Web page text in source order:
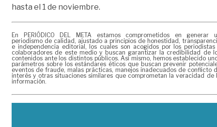
hasta el 1 de noviembre.
En PERIÓDICO DEL META estamos comprometidos en generar
periodismo de calidad, ajustado a principios de honestidad,
e independencia editorial, los cuales son acogidos por los periodistas
colaboradores de este medio y buscan garantizar la credibilidad de
contenidos ante los distintos públicos. Así mismo, hemos establecido
parámetros sobre los estándares éticos que buscan prevenir
eventos de fraude, malas prácticas, manejos inadecuados de conflicto
interés y otras situaciones similares que comprometan la veracidad de
información.